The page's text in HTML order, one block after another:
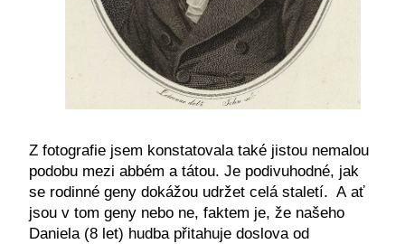
Z fotografie jsem konstatovala také jistou nemalou
podobu mezi abbém a tátou. Je podivuhodné, jak
se rodinné geny dokážou udržet celá staletí. A ať
jsou v tom geny nebo ne, faktem je, že našeho
Daniela (8 let) hudba přitahuje doslova od